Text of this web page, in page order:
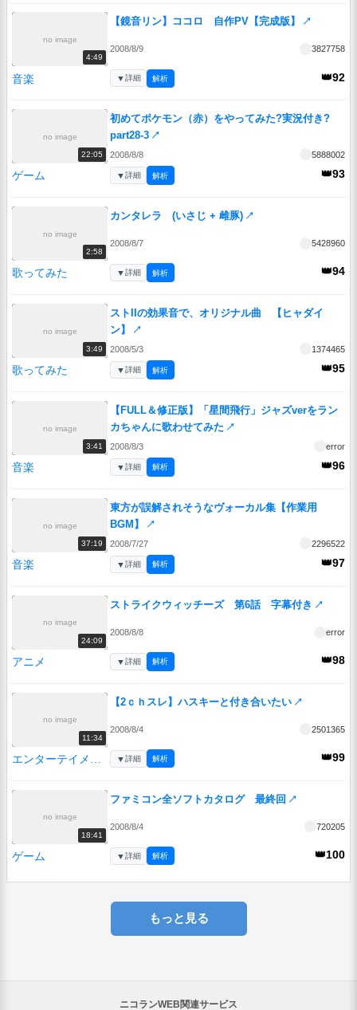
no image
4:49
【鏡音リン】ココロ 自作PV【完成版】 ↗
2008/8/9 3827758
音楽 👑92
▼詳細 解析
no image
22:05
初めてポケモン（赤）をやってみた?実況付き?
part28-3 ↗
2008/8/8 5888002
ゲーム 👑93
▼詳細 解析
no image
2:58
カンタレラ (いさじ + 雌豚) ↗
2008/8/7 5428960
歌ってみた 👑94
▼詳細 解析
no image
3:49
ストIIの効果音で、オリジナル曲 【ヒャダイ
ン】
↗
2008/5/3 1374465
歌ってみた 👑95
▼詳細 解析
no image
3:41
【FULL＆修正版】「星間飛行」ジャズverをラン
カちゃんに歌わせてみた ↗
2008/8/3 error
音楽 👑96
▼詳細 解析
no image
37:19
東方が誤解されそうなヴォーカル集【作業用
BGM】
↗
2008/7/27 2296522
音楽 👑97
▼詳細 解析
no image
24:09
ストライクウィッチーズ 第6話 字幕付き ↗
2008/8/8 error
アニメ 👑98
▼詳細 解析
no image
11:34
【2ｃｈスレ】ハスキーと付き合いたい ↗
2008/8/4 2501365
👑99
▼詳細 解析
no image
18:41
ファミコン全ソフトカタログ 最終回 ↗
2008/8/4 720205
ゲーム 👑100
▼詳細 解析
もっと見る
ニコランWEB関連サービス